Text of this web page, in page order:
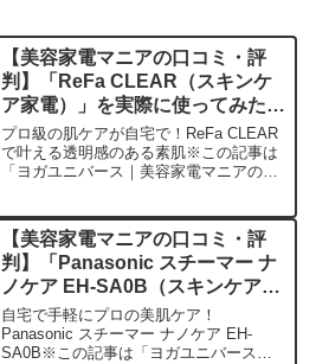
【美容家電マニアの口コミ・評
判】「ReFa CLEAR（スキンケ
ア家電）」を実際に使ってみた正
直感想
プロ級の肌ケアが自宅で！ReFa CLEAR
で叶える透明感のある素肌※この記事は
「ヨガユニバース｜美容家電マニアの口
紹介したいのが「ReFa CLEAR」です。
この革新...
【美容家電マニアの口コミ・評
判】「Panasonic スチーマー ナ
ノケア EH-SA0B（スキンケア家
電）」を実際に使ってみた正直感
想
自宅で手軽にプロの美肌ケア！
Panasonic スチーマー ナノケア EH-
SA0B※この記事は「ヨガユニバース｜